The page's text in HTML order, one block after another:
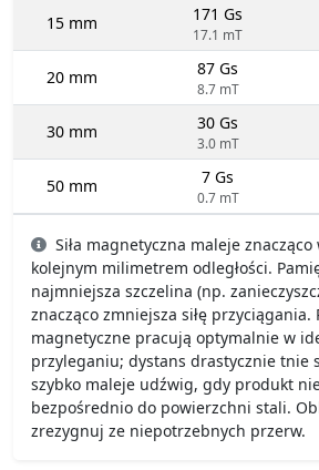
15 mm 171 Gs
17.1 mT
20 mm 87 Gs
8.7 mT
30 mm 30 Gs
3.0 mT
50 mm 7 Gs
0.7 mT
Siła magnetyczna maleje znacząco
kolejnym milimetrem odległości.
najmniejsza szczelina (np.
znacząco zmniejsza siłę przyciągania.
magnetyczne pracują optymalnie w
przyleganiu; dystans drastycznie tnie
szybko maleje udźwig, gdy produkt
bezpośrednio do powierzchni stali.
zrezygnuj ze niepotrzebnych przerw.